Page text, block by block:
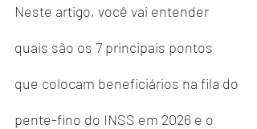
Neste artigo, você vai entender
quais são os 7 principais pontos
que colocam beneficiários na fila do
pente-fino do INSS em 2026 e o